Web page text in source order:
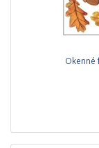
Okenné